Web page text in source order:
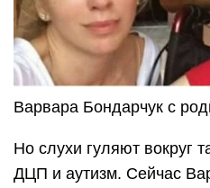
Варвара Бондарчук с
Но слухи гуляют вокруг
ДЦП и аутизм. Сейчас